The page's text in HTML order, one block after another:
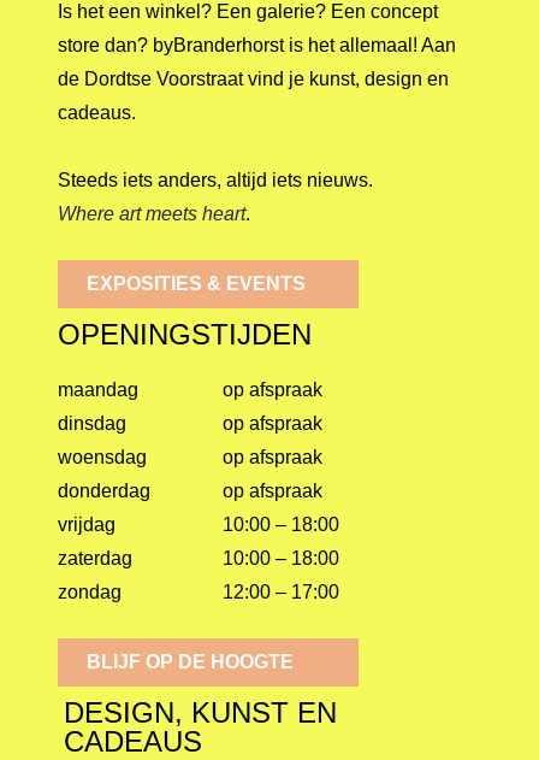
Is het een winkel? Een galerie? Een concept
store dan? byBranderhorst is het allemaal! Aan
de Dordtse Voorstraat vind je kunst, design en
cadeaus.
Steeds iets anders, altijd iets nieuws.
Where art meets heart.
EXPOSITIES & EVENTS
OPENINGSTIJDEN
maandag
dinsdag
woensdag
donderdag
vrijdag
zaterdag
zondag
op afspraak
op afspraak
op afspraak
op afspraak
10:00 – 18:00
10:00 – 18:00
12:00 – 17:00
BLIJF OP DE HOOGTE
DESIGN, KUNST EN
CADEAUS